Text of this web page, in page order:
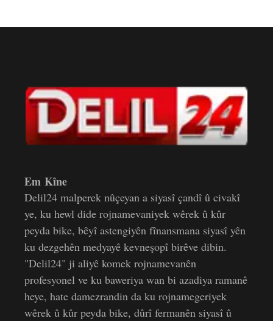
Em Kîne
Delil24 malperek nûçeyan a siyasî çandî û civakî
ye, ku hewl dide rojnamevaniyek wêrek û kûr
peyda bike, bêyî astengiyên fînansmana siyasî yên
ku dezgehên medyayê kevneşopî birêve dibin.
"Delil24" ji aliyê komek rojnamevanên
profesyonel ve ku baweriya wan bi azadiya ramanê
heye, hate damezrandin da ku rojnamegeriyek
wêrek û kûr peyda bike, dûrî fermanên siyasî û